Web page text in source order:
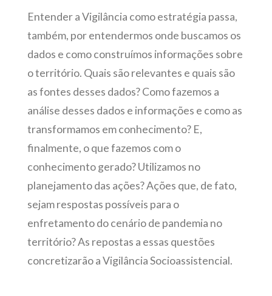
Entender a Vigilância como estratégia passa,
também, por entendermos onde buscamos os
dados e como construímos informações sobre
o território. Quais são relevantes e quais são
as fontes desses dados? Como fazemos a
análise desses dados e informações e como as
transformamos em conhecimento? E,
finalmente, o que fazemos com o
conhecimento gerado? Utilizamos no
planejamento das ações? Ações que, de fato,
sejam respostas possíveis para o
enfretamento do cenário de pandemia no
território? As repostas a essas questões
concretizarão a Vigilância Socioassistencial.